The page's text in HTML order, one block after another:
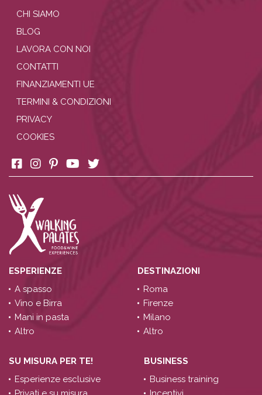
CHI SIAMO
BLOG
LAVORA CON NOI
CONTATTI
FINANZIAMENTI UE
TERMINI & CONDIZIONI
PRIVACY
COOKIES
ESPERIENZE
A spasso
Vino e Birra
Mani in pasta
Altro
DESTINAZIONI
Roma
Firenze
Milano
Altro
SU MISURA PER TE!
Esperienze esclusive
BUSINESS
Business training